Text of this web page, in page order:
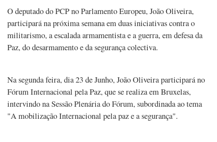
O deputado do PCP no Parlamento Europeu, João Oliveira,
participará na próxima semana em duas iniciativas contra o
militarismo, a escalada armamentista e a guerra, em defesa da
Paz, do desarmamento e da segurança colectiva.
Na segunda feira, dia 23 de Junho, João Oliveira participará no
Fórum Internacional pela Paz, que se realiza em Bruxelas,
intervindo na Sessão Plenária do Fórum, subordinada ao tema
"A mobilização Internacional pela paz e a segurança".